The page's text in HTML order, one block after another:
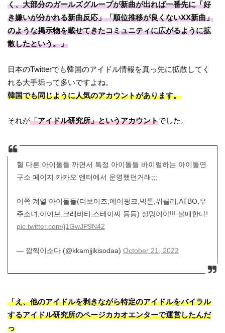
く、大部分のガールズグループが新曲が出れば一番先に「好
き嫌いが分かれる新曲反応」「順位推移が良くないXX新曲」
のような掲示物を載せてきたコミュニティに広がるように拡
散したという。」
日本のTwitterでも韓国のアイドル情報を真っ先に拡散してく
れる大手垢って多いですよね。
韓国でも同じように人気のアカウントがあります。
それが「アイドル研究所」というアカウントでした。
헐 다른 아이돌들 까면서 특정 아이돌들 바이럴하는 아이돌연
구소 페이지 카카오 엔터에서 운영했던거래;;;
이쪽 계열 아이돌들(더보이즈,에이핑크,빅톤,위클리,ATBO,우
주소녀,아이브,크래비티,스테이씨 등등) 실망이야!!! 불매한다!
pic.twitter.com/j1GwJP9N42
— 깜찍이소다 (@kkamjjikisodaa) October 21, 2022
「え、他のアイドルを剥きながら特定のアイドルをバイラル
するアイドル研究所のページカカオエンターで運営したんだ
っ